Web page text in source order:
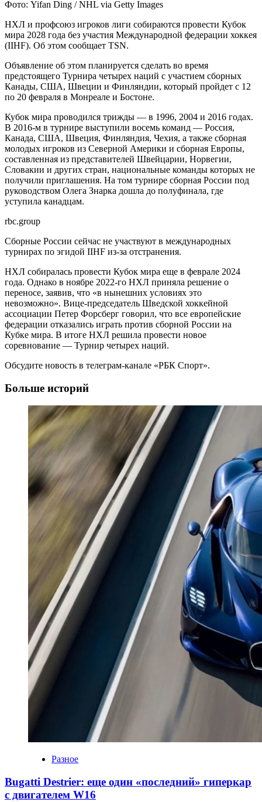
Фото: Yifan Ding / NHL via Getty Images
НХЛ и профсоюз игроков лиги собираются провести Кубок
мира 2028 года без участия Международной федерации хоккея
(IIHF). Об этом сообщает TSN.
Объявление об этом планируется сделать во время
предстоящего Турнира четырех наций с участием сборных
Канады, США, Швеции и Финляндии, который пройдет с 12
по 20 февраля в Монреале и Бостоне.
Кубок мира проводился трижды — в 1996, 2004 и 2016 годах.
В 2016-м в турнире выступили восемь команд — Россия,
Канада, США, Швеция, Финляндия, Чехия, а также сборная
молодых игроков из Северной Америки и сборная Европы,
составленная из представителей Швейцарии, Норвегии,
Словакии и других стран, национальные команды которых не
получили приглашения. На том турнире сборная России под
руководством Олега Знарка дошла до полуфинала, где
уступила канадцам.
rbc.group
Сборные России сейчас не участвуют в международных
турнирах по эгидой IIHF из-за отстранения.
НХЛ собиралась провести Кубок мира еще в феврале 2024
года. Однако в ноябре 2022-го НХЛ приняла решение о
переносе, заявив, что «в нынешних условиях это
невозможно». Вице-председатель Шведской хоккейной
ассоциации Петер Форсберг говорил, что все европейские
федерации отказались играть против сборной России на
Кубке мира. В итоге НХЛ решила провести новое
соревнование — Турнир четырех наций.
Обсудите новость в телеграм-канале «РБК Спорт».
Больше историй
Разное
Bugatti Destrier: еще один «последний» гиперкар
с двигателем W16